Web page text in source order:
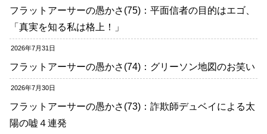
フラットアーサーの愚かさ(75)：平面信者の目的はエゴ、
「真実を知る私は格上！」
2026年7月31日
フラットアーサーの愚かさ(74)：グリーソン地図のお笑い
2026年7月30日
フラットアーサーの愚かさ(73)：詐欺師デュベイによる太
陽の嘘４連発